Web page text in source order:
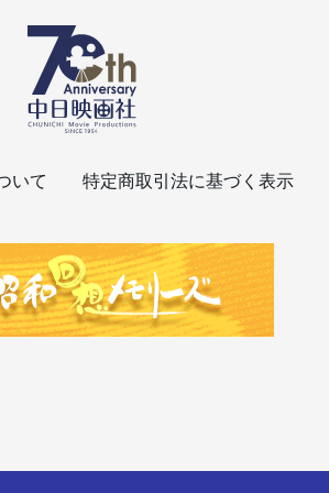
いて 特定商取引法に基づく表示